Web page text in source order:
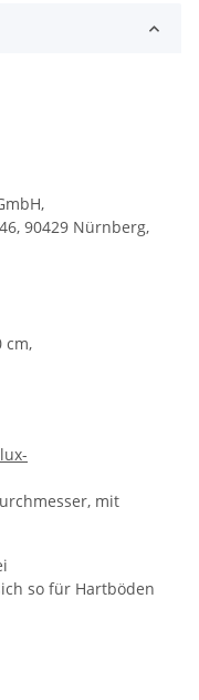
90429 Nürnberg,
cm,
mit
so für Hartböden